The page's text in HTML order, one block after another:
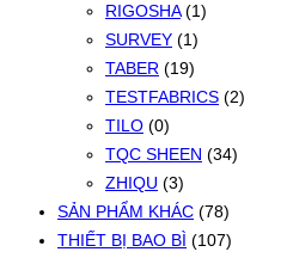
RIGOSHA (1)
SURVEY (1)
TABER (19)
TESTFABRICS (2)
TILO (0)
TQC SHEEN (34)
ZHIQU (3)
SẢN PHẨM KHÁC (78)
THIẾT BỊ BAO BÌ (107)